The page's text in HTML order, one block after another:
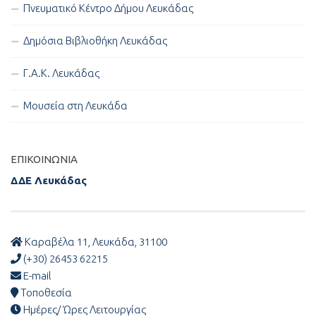
Πνευματικό Κέντρο Δήμου Λευκάδας
Δημόσια Βιβλιοθήκη Λευκάδας
Γ.Α.Κ. Λευκάδας
Μουσεία στη Λευκάδα
ΕΠΙΚΟΙΝΩΝΊΑ
ΔΔΕ Λευκάδας
Καραβέλα 11, Λευκάδα, 31100
(+30) 26453 62215
E-mail
Τοποθεσία
Ημέρες/ Ώρες Λειτουργίας